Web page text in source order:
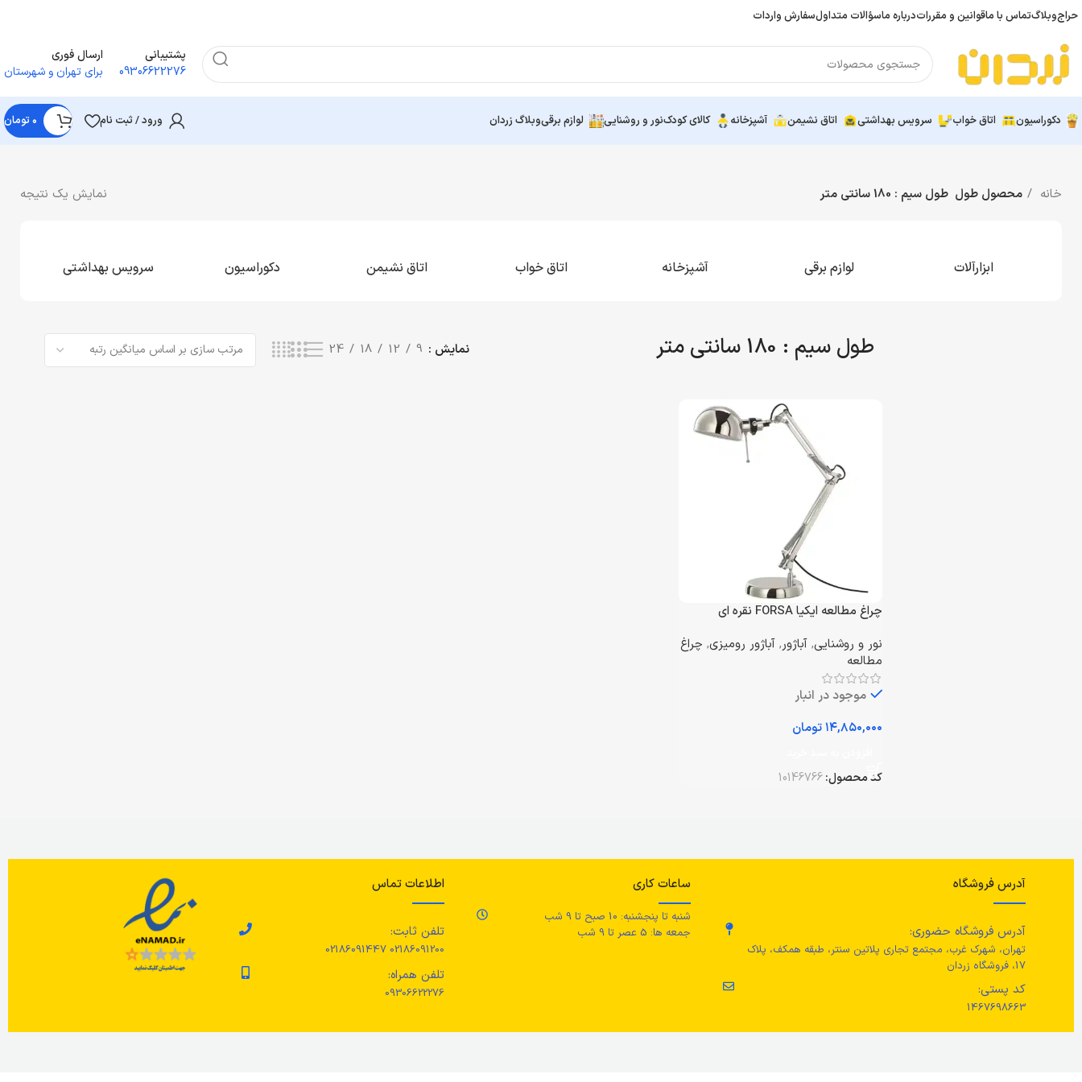
حراجوبلاگتماس با ماقوانین و مقرراتدرباره ماسؤالات متداولسفارش واردات
پشتیبانی
09306622276
ارسال فوری
برای تهران و شهرستان
دکوراسیون اتاق خواب سرویس بهداشتی اتاق نشیمن آشپزخانه کالای کودکنور و روشنایی لوازم برقیوبلاگ زردان ورود / ثبت نام ۰تومان
خانه محصول طول طول سیم : 180 سانتی متر نمایش یک نتیجه
ابزارآلات لوازم برقی آشپزخانه اتاق خواب اتاق نشیمن دکوراسیون سرویس بهداشتی
طول سیم : 180 سانتی متر نمایش 9
12
18
24
چراغ مطالعه ایکیا FORSA نقره ای
نور و روشنایی,آباژور,آباژور رومیزی, چراغ
مطالعه
موجود در انبار
تومان
کد محصول:10146766
آدرس فروشگاه
آدرس فروشگاه حضوری:
تهران، شهرک غرب، مجتمع تجاری پلاتین سنتر، طبقه همکف، پلاک
17، فروشگاه زردان
کد پستی:
1467698663
ساعات کاری
شنبه تا پنجشنبه: 10 صبح تا 9 شب
جمعه ها: 5 عصر تا 9 شب
اطلاعات تماس
تلفن ثابت:
02186091200 02186091447
تلفن همراه:
09306622276